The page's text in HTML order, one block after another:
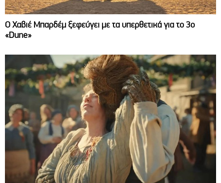
O Χαβιέ Μπαρδέμ ξεφεύγει με τα υπερθετικά για το 3ο
«Dune»